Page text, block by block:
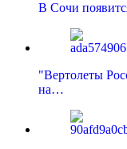
В Сочи
"Вертолеты
на…